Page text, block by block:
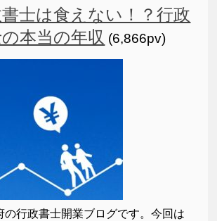
士は食えない！？行政
本当の年収 (6,866pv)
の行政書士開業ブログです。今回は